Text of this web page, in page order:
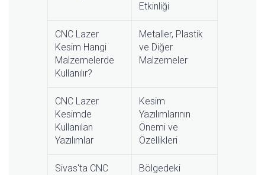
Etkinliği
CNC Lazer
Kesim Hangi
Malzemelerde
Kullanılır?
Metaller, Plastik
ve Diğer
Malzemeler
CNC Lazer
Kesimde
Kullanılan
Yazılımlar
Kesim
Yazılımlarının
Önemi ve
Özellikleri
Sivas'ta CNC
Bölgedeki